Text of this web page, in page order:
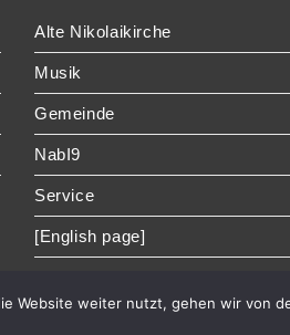
Alte Nikolaikirche
Musik
Gemeinde
NabI9
Service
[English page]
Website weiter nutzt, gehen wir von